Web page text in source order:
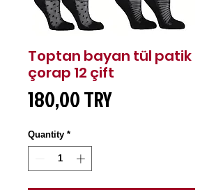
Toptan bayan tül patik
çorap 12 çift
180,00 TRYPrice
Quantity *